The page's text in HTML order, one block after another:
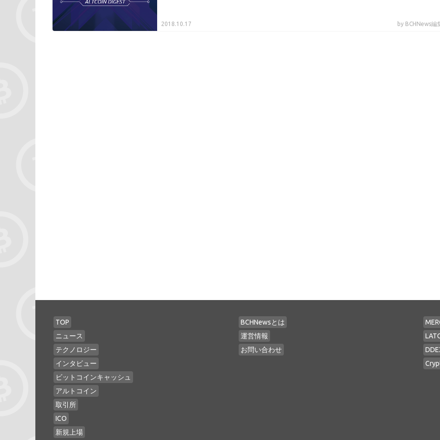
2018.10.17 by BCHNews編
TOP
ニュース
テクノロジー
インタビュー
ビットコインキャッシュ
アルトコイン
取引所
ICO
新規上場
BCHNewsとは
運営情報
お問い合わせ